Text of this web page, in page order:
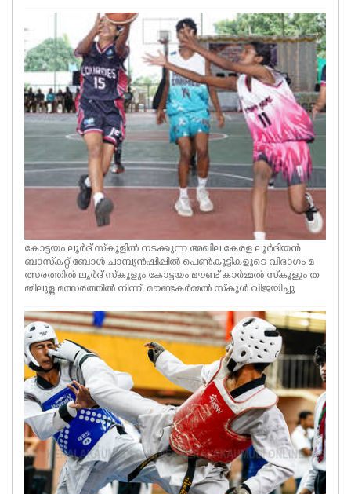
കോട്ടയം ലൂര്‍ദ്‌ സ്‌കൂളില്‍ നടക്കുന്ന അഖില കേരള ലൂർദിയന്‍
ബാസ്‌കറ്റ് ബോള്‍ ചാമ്പ്യന്‍ഷിപ്പിൽ പെൺകുട്ടികളുടെ വിഭാഗം മ
ത്സരത്തിൽ ലൂർദ് സ്‌കൂളും കോട്ടയം മൗണ്ട് കാർമ്മൽ സ്‌കൂളും ത
മ്മിലുള്ള മത്സരത്തിൽ നിന്ന്. മൗണ്ടകർമ്മൽ സ്‌കൂൾ വിജയിച്ചു